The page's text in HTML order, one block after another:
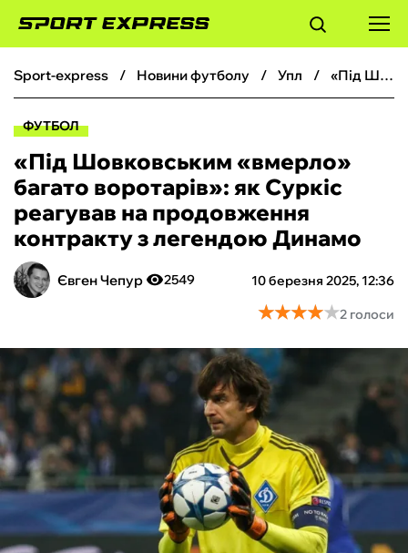
ФУТБОЛ
БОКС
ХОКЕЙ
ТЕНІС
КІБЕРСПОРТ
ЧС-2026
ФУТЗАЛ
ІНШІ
БУКМЕКЕРИ
sport-express новини футболу упл «Під Шовковським «вмерло» багато воротарів»: як Суркіс реагував на продовження контракту з легендою Динамо
ФУТБОЛ
«Під Шовковським «вмерло»
багато воротарів»: як Суркіс
реагував на продовження
контракту з легендою Динамо
Євген Чепур 10 березня 2025, 12:36
2549
★★★★★
★★★★★2 голоси